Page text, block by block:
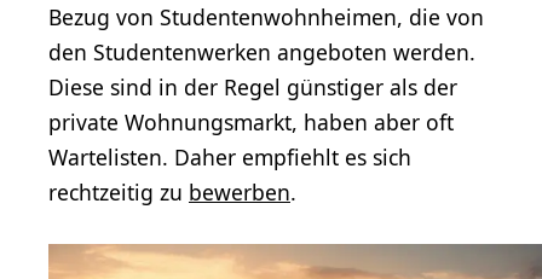
Bezug von Studentenwohnheimen, die von
den Studentenwerken angeboten werden.
Diese sind in der Regel günstiger als der
private Wohnungsmarkt, haben aber oft
Wartelisten. Daher empfiehlt es sich
rechtzeitig zu bewerben.